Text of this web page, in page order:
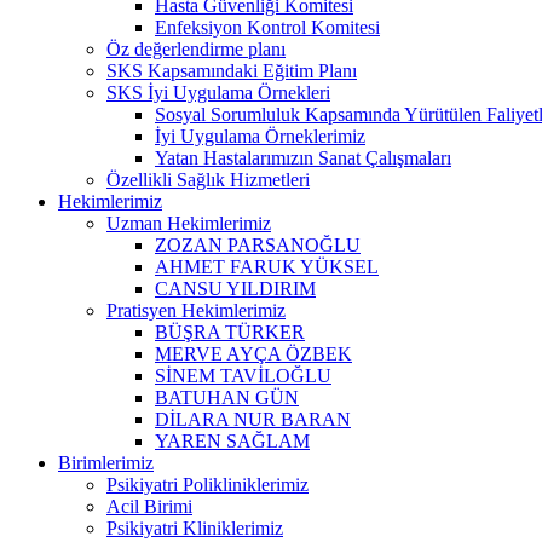
Hasta Güvenliği Komitesi
Enfeksiyon Kontrol Komitesi
Öz değerlendirme planı
SKS Kapsamındaki Eğitim Planı
SKS İyi Uygulama Örnekleri
Sosyal Sorumluluk Kapsamında Yürütülen
İyi Uygulama Örneklerimiz
Yatan Hastalarımızın Sanat Çalışmaları
Özellikli Sağlık Hizmetleri
Hekimlerimiz
Uzman Hekimlerimiz
ZOZAN PARSANOĞLU
AHMET FARUK YÜKSEL
CANSU YILDIRIM
Pratisyen Hekimlerimiz
BÜŞRA TÜRKER
MERVE AYÇA ÖZBEK
SİNEM TAVİLOĞLU
BATUHAN GÜN
DİLARA NUR BARAN
YAREN SAĞLAM
Birimlerimiz
Psikiyatri Polikliniklerimiz
Acil Birimi
Psikiyatri Kliniklerimiz